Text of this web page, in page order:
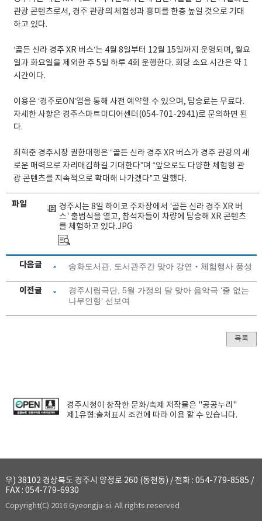
관광 콘텐츠로서, 경주 관광의 체험성과 흥미를 한층 높일 것으로 기대
하고 있다.
‘골든 신라 경주 XR 버스’는 4월 8일부터 12월 15일까지 운영되며, 월요
일과 화요일을 제외한 주 5일 하루 4회 운행한다. 회당 소요 시간은 약 1
시간이다.
이용은 ‘경주로ON’앱을 통해 사전 예약할 수 있으며, 탑승료는 무료다.
자세한 사항은 경주스마트미디어센터(054-701-2941)로 문의하면 된
다.
최혁준 경주시장 권한대행은 “골든 신라 경주 XR 버스가 경주 관광의 새
로운 매력으로 자리매김하길 기대한다”며 “앞으로도 다양한 체험형 관
광 콘텐츠를 지속적으로 확대해 나가겠다”고 말했다.
파일
경주시는 8일 하이코 주차장에서 '골든 신라 경주 XR 버
스' 출범식을 열고, 참석자들이 차량에 탑승해 XR 콘텐츠
를 체험하고 있다.JPG
다음글 송화도서관, 도서관주간 맞아 강연‧체험행사 풍성
이전글
경주시립극단, 5월 가정의 달 맞아 음악극 ‘줄 없는
나무인형’ 선보여
목록
경주시청이 창작한문화/축제 저작물은 "공공누리"
제1유형:출처표시 조건에 따라 이용 할 수 있습니다.
우) 38102 경상북도 경주시 양정로 260 (동천동) / 전화 : 054-779-8585 /
FAX : 054-779-6930
Copyright(C) 2016 Gyeongju-si. All rights reserved